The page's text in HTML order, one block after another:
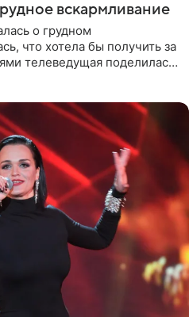
вскармливание
о грудном
что хотела бы получить за
телеведущая поделилась